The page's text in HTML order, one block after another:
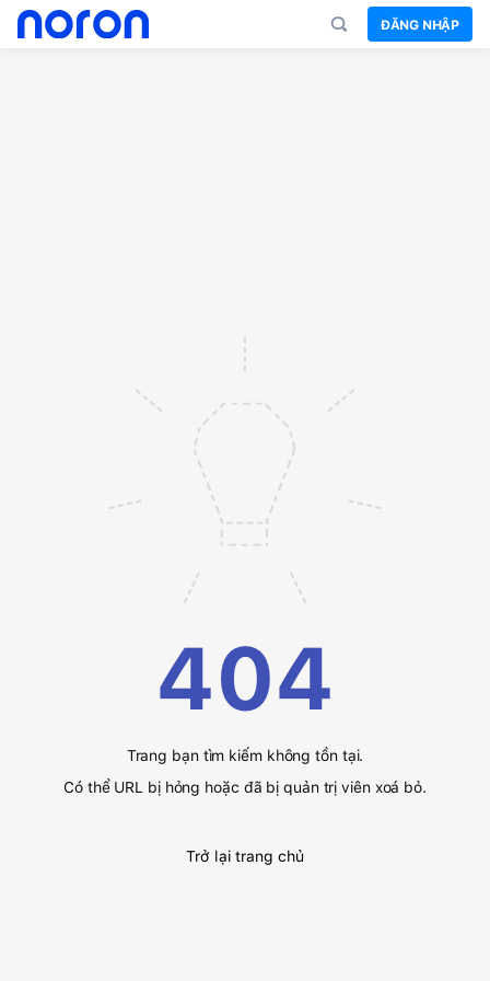
ĐĂNG NHẬP
404
Trang bạn tìm kiếm không tồn tại.
Có thể URL bị hỏng hoặc đã bị quản trị viên xoá bỏ.
Trở lại trang chủ